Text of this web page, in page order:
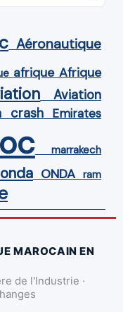
Aéronautique
afrique Afrique
Aviation
crash Emirates
marrakech
onda ONDA ram
MAROCAIN EN
de l'Industrie ·